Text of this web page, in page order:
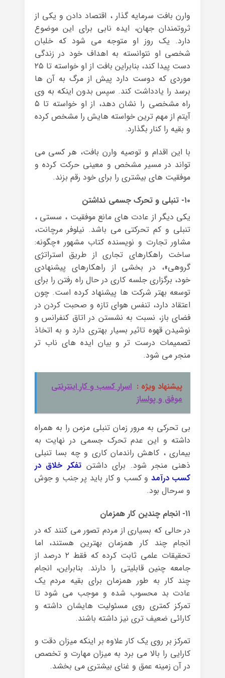
وارن بافت سرمایه گذار ، اقتصاد دادن و یکی از
ثروتمندان جهان، ایده نابی برای این موضوع
دارد. یک روز او متوجه می شود که خلبان
شخصی او نتوانسته به اهداف خود در زندگی
دست پیدا کند، بنابراین بافت از او خواسته تا ۲۵
موردی که دوست دارد پیش از مرگ به آن ها
برسد را یادداشت کند. سپس بدون اینکه به وی
راه مشخصی را نشان دهد، از او خواسته تا ۵
آیتم از مهم ترین خواسته هایش را مشخص کرده
و بقیه را کنار بگذارد.
با این اقدام و توصیه وارن بافت، هر کسی می
تواند در مسیر مشخص و معینی حرکت کرده و
موفقیت های بیشتری را برای خود رقم بزند.
۱۰- تنبلی و تحرک جسمی نداشتن
یکی دیگر از عادت های مانع موفقیت ، سستی ،
تنبلی و کم تحرکتی می باشد. نیلوفر مرچانت،
مشاور تجارت و نویسنده کتاب مشهور «چگونه:
ساخت راهکارهای تجاری از طریق استراتژی
گروهی»، در بخشی از راهکارهای پیشنهادی
خود، برگزاری جلسه کاری در حال راه رفتن را برای
توسعه بهتر شرکت ها پیشنهاد کرده است. چون
اعتقاد دارد، تنفس هوای تازه و صحبت کردن در
فضای باز، نسبت به نشستن در اتاق کنفرانس و
نوشیدن قهوه تاثیر بسیار بهتری دارد و به اتخاذ
تصمیمات درست تر و بیان ایده های ناب تر
منجر می شود.
پیشنهاد ویژه : اسرار کسب و کار اینترنتی
موفق و پولساز
بی تحرکی به مرور زمان تنبلی مزمن را به همراه
داشته و این عدم تحرک جسمی در نهایت به
بیماری ، کاهش راندمان کاری و چه بسا تنبلی
ذهنی منجر شود. برای داشتنتفکر خلاق در
کسب درآمد و کسب و کار باید پر جنب و جوش
و سرحال بود.
۱۱- انجام چندین کار همزمان
در حالی که بسیاری از مردم تصور می کنند که در
انجام چند کار همزمان بهترین هستند، اما
تحقیقات علمی ثابت کرده که فقط ۲ درصد از
جامعه چنین قابلیتی را دارند. بنابراین، انجام
چند کار به طور همزمان برای بقیه مردم یک
عادت بد محسوب شده و موجب می شود تا
تمرکز کمتری روی مسئولیت هایشان داشته و
کارائی ضعیف تری نیز داشته باشند.
تمرکز بر روی یک کار علاوه بر اینکه میزان دقت و
کارایی را بالا می برد به میزان مهارت و تخصص
در آن زمینه عمق و غنای بیشتری می بخشد.